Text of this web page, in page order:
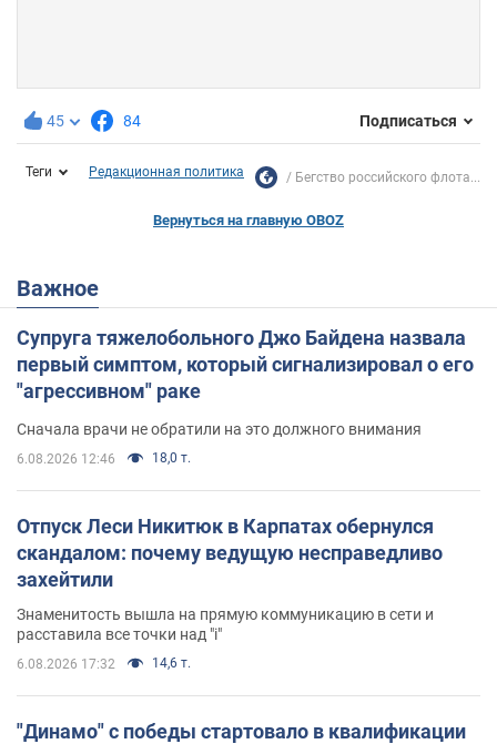
45 84 Подписаться
Теги Редакционная политика Бегство российского флота...
Вернуться на главную OBOZ
Важное
Супруга тяжелобольного Джо Байдена назвала
первый симптом, который сигнализировал о его
"агрессивном" раке
Сначала врачи не обратили на это должного внимания
6.08.2026 12:46 18,0 т.
Отпуск Леси Никитюк в Карпатах обернулся
скандалом: почему ведущую несправедливо
захейтили
Знаменитость вышла на прямую коммуникацию в сети и
расставила все точки над "i"
6.08.2026 17:32 14,6 т.
"Динамо" с победы стартовало в квалификации